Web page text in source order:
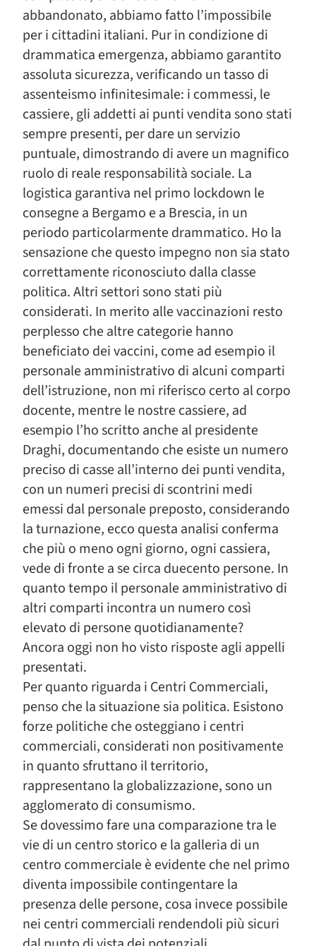
abbandonato, abbiamo fatto l’impossibile
per i cittadini italiani. Pur in condizione di
drammatica emergenza, abbiamo garantito
assoluta sicurezza, verificando un tasso di
assenteismo infinitesimale: i commessi, le
cassiere, gli addetti ai punti vendita sono stati
sempre presenti, per dare un servizio
puntuale, dimostrando di avere un magnifico
ruolo di reale responsabilità sociale. La
logistica garantiva nel primo lockdown le
consegne a Bergamo e a Brescia, in un
periodo particolarmente drammatico. Ho la
sensazione che questo impegno non sia stato
correttamente riconosciuto dalla classe
politica. Altri settori sono stati più
considerati. In merito alle vaccinazioni resto
perplesso che altre categorie hanno
beneficiato dei vaccini, come ad esempio il
personale amministrativo di alcuni comparti
dell’istruzione, non mi riferisco certo al corpo
docente, mentre le nostre cassiere, ad
esempio l’ho scritto anche al presidente
Draghi, documentando che esiste un numero
preciso di casse all’interno dei punti vendita,
con un numeri precisi di scontrini medi
emessi dal personale preposto, considerando
la turnazione, ecco questa analisi conferma
che più o meno ogni giorno, ogni cassiera,
vede di fronte a se circa duecento persone. In
quanto tempo il personale amministrativo di
altri comparti incontra un numero così
elevato di persone quotidianamente?
Ancora oggi non ho visto risposte agli appelli
presentati.
Per quanto riguarda i Centri Commerciali,
penso che la situazione sia politica. Esistono
forze politiche che osteggiano i centri
commerciali, considerati non positivamente
in quanto sfruttano il territorio,
rappresentano la globalizzazione, sono un
agglomerato di consumismo.
Se dovessimo fare una comparazione tra le
vie di un centro storico e la galleria di un
centro commerciale è evidente che nel primo
diventa impossibile contingentare la
presenza delle persone, cosa invece possibile
nei centri commerciali rendendoli più sicuri